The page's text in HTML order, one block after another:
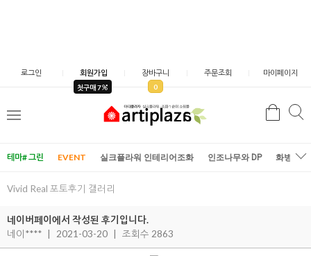
로그인 회원가입
첫구매 7
장바구니
0
주문조회 마이페이지
메
검
테마# 그린 EVENT 실크플라워 인테리어조화 인조나무와 DP 화병/화
Vivid Real 포토후기 갤러리
네이버페이에서 작성된 후기입니다.
네이****
2021-03-20 조회수 2863